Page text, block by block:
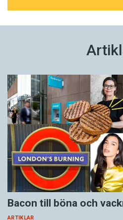
Bacon till böna och
ARTIKLAR